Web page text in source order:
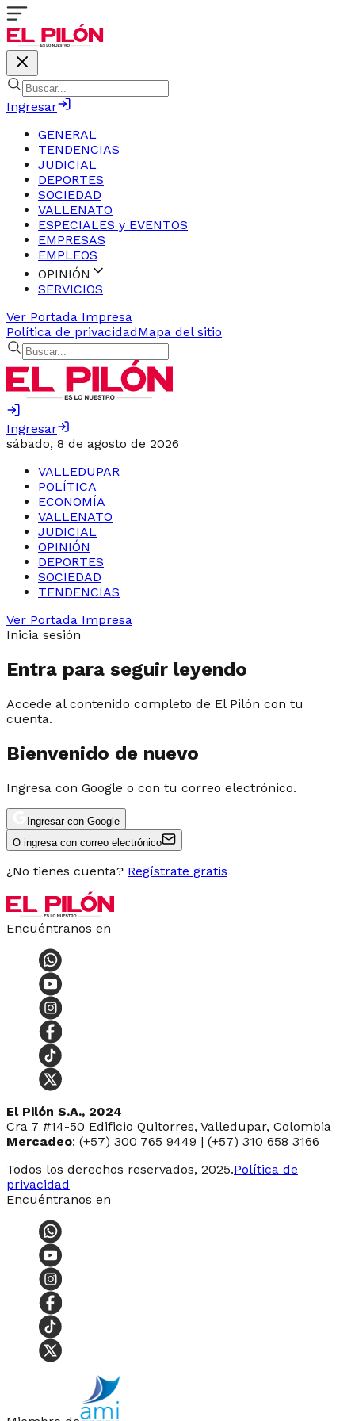
Ingresar
GENERAL
TENDENCIAS
JUDICIAL
DEPORTES
SOCIEDAD
VALLENATO
ESPECIALES y EVENTOS
EMPRESAS
EMPLEOS
OPINIÓN
SERVICIOS
Ver Portada Impresa
Política de privacidadMapa del sitio
Ingresar
sábado, 8 de agosto de 2026
VALLEDUPAR
POLÍTICA
ECONOMÍA
VALLENATO
JUDICIAL
OPINIÓN
DEPORTES
SOCIEDAD
TENDENCIAS
Ver Portada Impresa
Inicia sesión
Entra para seguir leyendo
Accede al contenido completo de El Pilón con tu
cuenta.
Bienvenido de nuevo
Ingresa con Google o con tu correo electrónico.
Ingresar con Google
O ingresa con correo electrónico
¿No tienes cuenta? Regístrate gratis
Encuéntranos en
El Pilón S.A., 2024
Cra 7 #14-50 Edificio Quitorres, Valledupar, Colombia
Mercadeo: (+57) 300 765 9449 | (+57) 310 658 3166
Todos los derechos reservados, 2025.Política de
privacidad
Encuéntranos en